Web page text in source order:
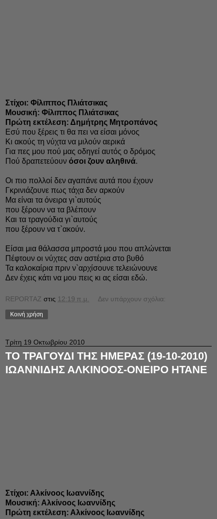
Στίχοι: Φίλιππος Πλιάτσικας
Μουσική: Φίλιππος Πλιάτσικας
Πρώτη εκτέλεση: Δημήτρης Μητροπάνος
Εσύ που ξέρεις τι θα πει να είσαι μόνος
Κι ακούς τη νύχτα να μιλούν αερικά
Για πες μου πού μας οδηγεί αυτός ο δρόμος
Πού δραπετεύουν όσοι ζουν αληθινά.
Οι πιο πολλοί δεν αγαπάνε αυτά που έχουν
Γκρινιάζουνε πως τάχα δεν αρκούν
Μα είναι τα όνειρα γι`αυτούς
που ξέρουν να τα βλέπουν
Και τα τραγούδια γι`αυτούς
που ξέρουν να τ`ακούν.
Είσαι μια θάλασσα μπροστά μου που απλώνεται
Πέφτουν οι νύχτες σαν αστέρια στο βυθό
Τα καλοκαίρια πριν ν`αρχίσουνε τελειώνουνε
Δεν έχεις κάτι να μου πεις κι ας είσαι εδώ.
REPORTAZ στις 12:19 π.μ. Δεν υπάρχουν σχόλια:
Κοινή χρήση
Τρίτη 19 Οκτωβρίου 2010
ΤΟ ΤΡΑΓΟΥΔΙ ΤΗΣ ΗΜΕΡΑΣ (19-10-2010)
ΙΩΑΝΝΙΔΗΣ ΑΛΚΙΝΟΟΣ-ΟΝΕΙΡΟ ΗΤΑΝΕ
Στίχοι: Αλκίνοος Ιωαννίδης
Μουσική: Αλκίνοος Ιωαννίδης
Πρώτη εκτέλεση: Αλκίνοος Ιωαννίδης